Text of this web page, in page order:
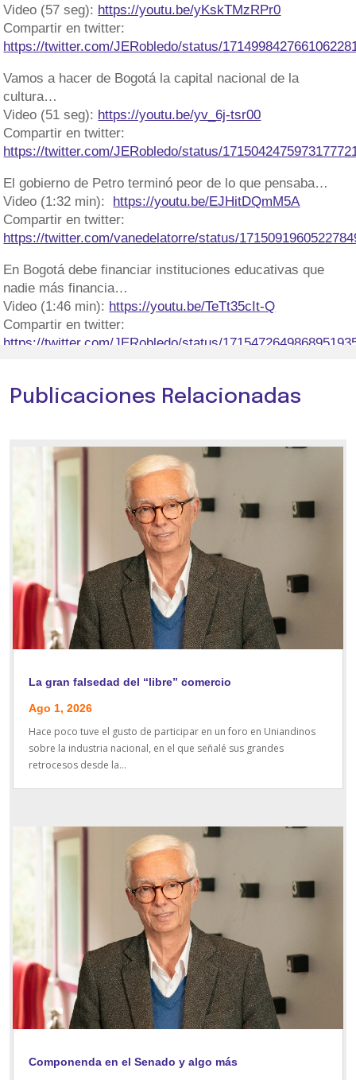
Video (57 seg): https://youtu.be/yKskTMzRPr0
Compartir en twitter:
https://twitter.com/JERobledo/status/
Vamos a hacer de Bogotá la capital nacional de la
cultura…
Video (51 seg): https://youtu.be/yv_6j-tsr00
Compartir en twitter:
https://twitter.com/JERobledo/status/
El gobierno de Petro terminó peor de lo que pensaba…
Video (1:32 min): https://youtu.be/EJHitDQmM5A
Compartir en twitter:
https://twitter.com/vanedelatorre/status/
En Bogotá debe financiar instituciones educativas que
nadie más financia…
Video (1:46 min): https://youtu.be/TeTt35cIt-Q
Compartir en twitter:
https://twitter.com/JERobledo/status/
Publicaciones Relacionadas
La gran falsedad del “libre” comercio
Ago 1, 2026
Hace poco tuve el gusto de participar en un foro en Uniandinos
sobre la industria nacional, en el que señalé sus grandes
retrocesos desde la...
Componenda en el Senado y algo más